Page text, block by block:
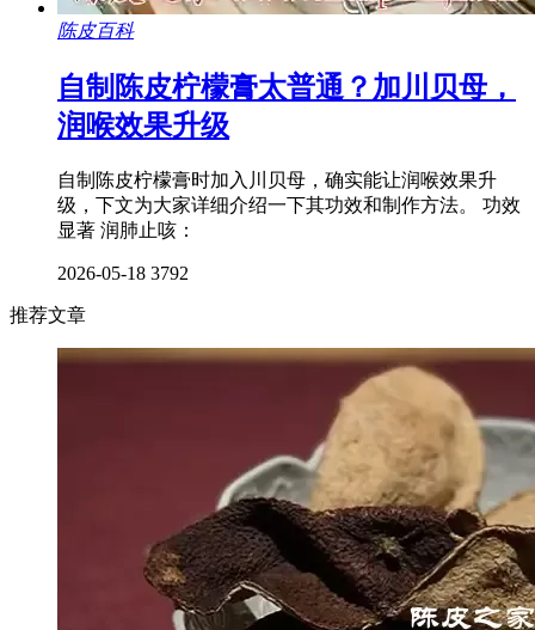
陈皮百科
自制陈皮柠檬膏太普通？加川贝母，
润喉效果升级
自制陈皮柠檬膏时加入川贝母，确实能让润喉效果升
级，下文为大家详细介绍一下其功效和制作方法。 功效
显著 润肺止咳：
2026-05-18 3792
推荐文章